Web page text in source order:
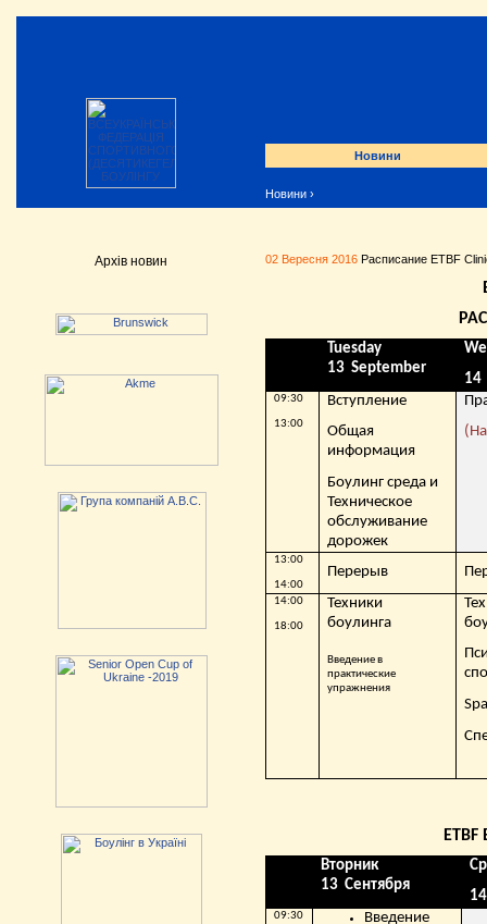
Новини
Новини ›
Архів новин 02 Вересня 2016 Расписание ETBF
Tuesday
13 September
14
09:30
13:00
Вступление
Общая
информация
Боулинг среда и
Техническое
обслуживание
дорожек
(
13:00
14:00
Перерыв
14:00
18:00
Техники
боулинга
Введение в
практические
упражнения
ETBF BALL
Вторник
13Сентября
09:30
Введение